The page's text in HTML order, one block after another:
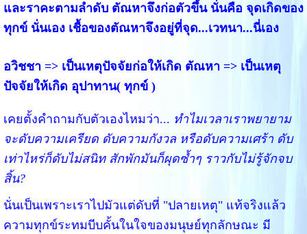
และราคะตามลำดับ ตัณหาจึงก่อตัวขึ้น นั่นคือ จุดเกิดของ
ทุกข์ นั่นเอง เชื้อของตัณหาจึงอยู่ที่จุด...เวทนา...นี่เอง
อวิชชา => เป็นเหตุปัจจัยก่อให้เกิด ตัณหา => เป็นเหตุ
ปัจจัยให้เกิด อุปาทาน( ทุกข์ )
เคยตั้งคำถามกับตัวเองไหมว่า... ทำไมเวลาเราพยายาม
จะดับความเครียด ดับความกังวล หรือดับความเศร้า ดับ
เท่าไหร่ก็ดับไม่สนิท สักพักมันก็ผุดซ้ำๆ ราวกับไม่รู้จักจบ
สิ้น?
นั่นเป็นเพราะเราไปมัวแต่ดับที่ "ปลายเหตุ" แท้จริงแล้ว
ความทุกข์ระทมบีบคั้นในใจของมนุษย์ทุกลักษณะ มี